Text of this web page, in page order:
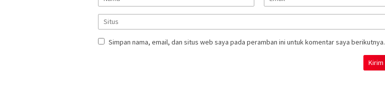
Simpan nama, email, dan situs web saya pada peramban ini untuk komentar saya berikutnya.